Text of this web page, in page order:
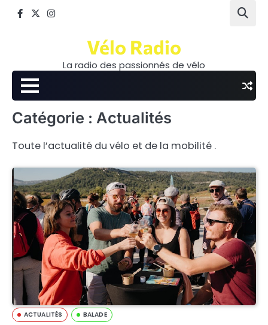
Facebook
TwitterInstagram
Vélo Radio
La radio des passionnés de vélo
Catégorie : Actualités
Toute l’actualité du vélo et de la mobilité .
ACTUALITÉS BALADE